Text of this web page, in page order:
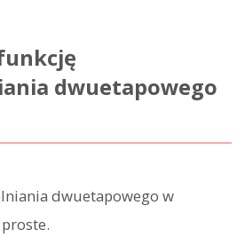
dwuetapowego
dwuetapowego w